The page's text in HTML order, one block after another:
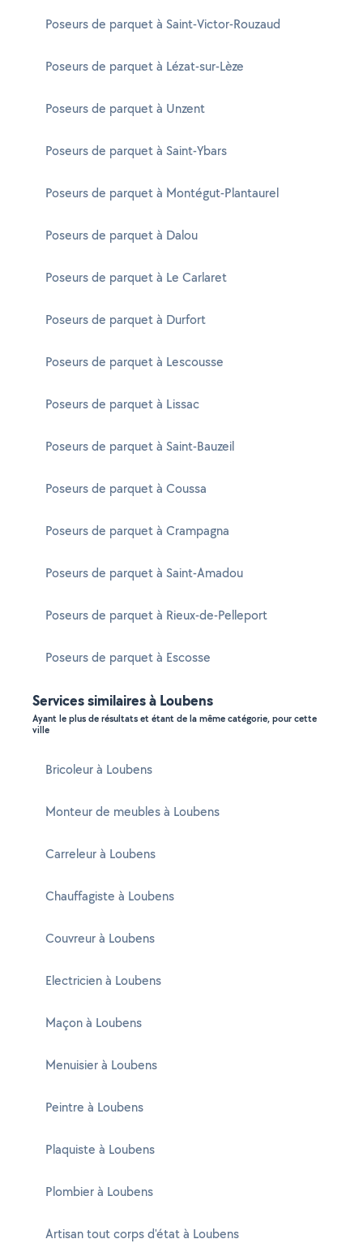
Poseurs de parquet à Saint-Victor-Rouzaud
Poseurs de parquet à Lézat-sur-Lèze
Poseurs de parquet à Unzent
Poseurs de parquet à Saint-Ybars
Poseurs de parquet à Montégut-Plantaurel
Poseurs de parquet à Dalou
Poseurs de parquet à Le Carlaret
Poseurs de parquet à Durfort
Poseurs de parquet à Lescousse
Poseurs de parquet à Lissac
Poseurs de parquet à Saint-Bauzeil
Poseurs de parquet à Coussa
Poseurs de parquet à Crampagna
Poseurs de parquet à Saint-Amadou
Poseurs de parquet à Rieux-de-Pelleport
Poseurs de parquet à Escosse
Services similaires à Loubens
Ayant le plus de résultats et étant de la même catégorie, pour cette
ville
Bricoleur à Loubens
Monteur de meubles à Loubens
Carreleur à Loubens
Chauffagiste à Loubens
Couvreur à Loubens
Electricien à Loubens
Maçon à Loubens
Menuisier à Loubens
Peintre à Loubens
Plaquiste à Loubens
Plombier à Loubens
Artisan tout corps d'état à Loubens